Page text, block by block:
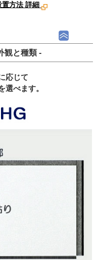
置方法 詳細
観と種類 -
応じて
選べます。